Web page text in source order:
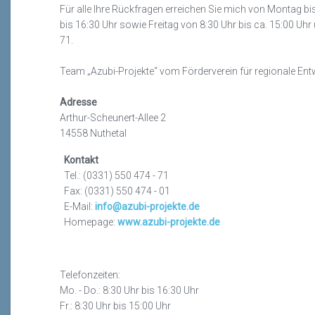
Für alle Ihre Rückfragen erreichen Sie mich von Montag
bis 16:30 Uhr sowie Freitag von 8:30 Uhr bis ca. 15:00
71.
Team „Azubi-Projekte“ vom Förderverein für regionale
Adresse
Arthur-Scheunert-Allee 2
14558 Nuthetal
Kontakt
Tel.: (0331) 550 474 - 71
Fax: (0331) 550 474 - 01
E-Mail: info@azubi-projekte.de
Homepage: www.azubi-projekte.de
Telefonzeiten:
Mo. - Do.: 8:30 Uhr bis 16:30 Uhr
Fr.: 8:30 Uhr bis 15:00 Uhr